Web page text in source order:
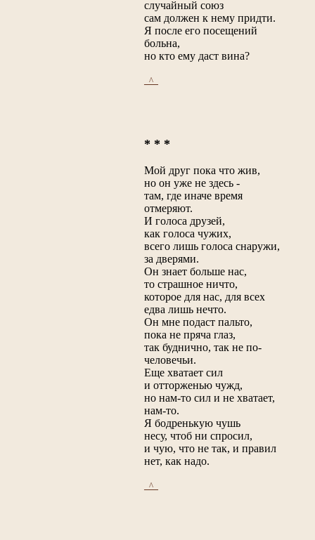
случайный союз
сам должен к нему придти.
Я после его посещений
больна,
но кто ему даст вина?
_^_
* * *
Мой друг пока что жив,
но он уже не здесь -
там, где иначе время
отмеряют.
И голоса друзей,
как голоса чужих,
всего лишь голоса снаружи,
за дверями.
Он знает больше нас,
то страшное ничто,
которое для нас, для всех
едва лишь нечто.
Он мне подаст пальто,
пока не пряча глаз,
так буднично, так не по-
человечьи.
Еще хватает сил
и отторженью чужд,
но нам-то сил и не хватает,
нам-то.
Я бодренькую чушь
несу, чтоб ни спросил,
и чую, что не так, и правил
нет, как надо.
_^_